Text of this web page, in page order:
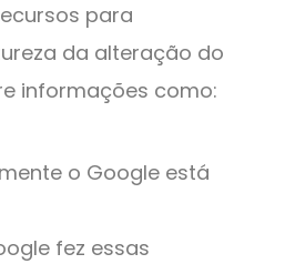
para
da alteração do
informações como:
o Google está
fez essas